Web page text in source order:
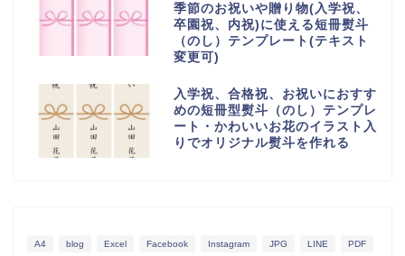
季節のお祝いや贈り物(入学祝、
卒園祝、内祝)に使える短冊熨斗
（のし）テンプレート(テキスト
変更可)
入学祝、合格祝、お祝いにおすす
めの短冊型熨斗（のし）テンプレ
ート・かわいいお花のイラスト入
りでオリジナル熨斗を作れる
A4 blog Excel Facebook Instagram JPG LINE PDF